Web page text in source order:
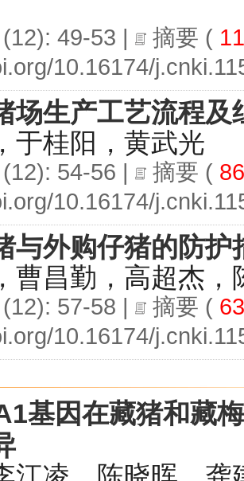
49-53 | 摘要 (
10.16174/
场生产工艺流程及
于桂阳，黄武光
54-56 | 摘要 (
10.16174/
与外购仔猪的防护
曹昌勤，高超杰，
57-58 | 摘要 (
10.16174/
基因在藏猪和藏